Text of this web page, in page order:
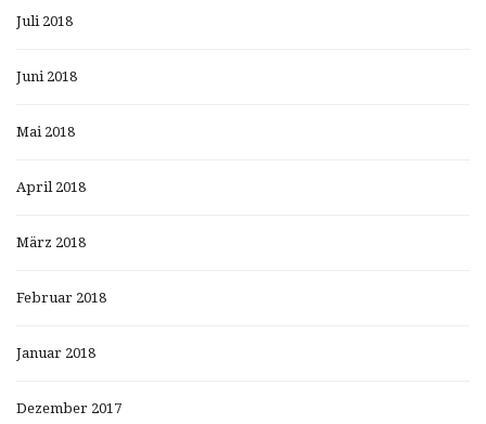
Juli 2018
Juni 2018
Mai 2018
April 2018
März 2018
Februar 2018
Januar 2018
Dezember 2017